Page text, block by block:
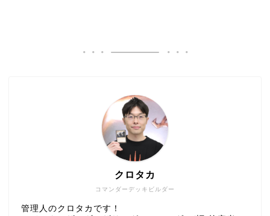
コマンダーデッキビルダー
クロタカ
管理人のクロタカです！